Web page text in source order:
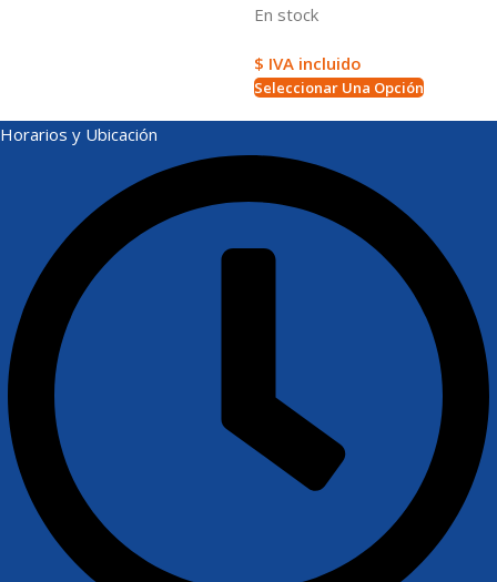
En stock
$ IVA incluido
Seleccionar Una Opción
Horarios y Ubicación